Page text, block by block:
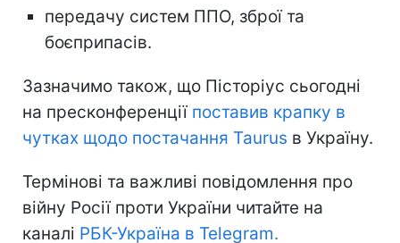
передачу систем ППО, зброї та
боєприпасів.
Зазначимо також, що Пісторіус сьогодні
на пресконференції поставив крапку в
чутках щодо постачання Taurus в Україну.
Термінові та важливі повідомлення про
війну Росії проти України читайте на
каналі РБК-Україна в Telegram.